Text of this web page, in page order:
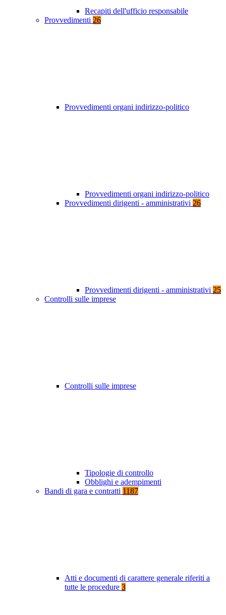
Recapiti dell'ufficio responsabile
Provvedimenti 26
Provvedimenti organi indirizzo-politico
Provvedimenti organi indirizzo-politico
Provvedimenti dirigenti - amministrativi 26
Provvedimenti dirigenti - amministrativi 25
Controlli sulle imprese
Controlli sulle imprese
Tipologie di controllo
Obblighi e adempimenti
Bandi di gara e contratti 1187
Atti e documenti di carattere generale riferiti a
tutte le procedure 3